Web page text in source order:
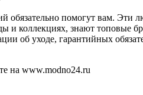
помогут вам. Эти
и коллекциях, знают топовые
об уходе, гарантийных
на www.modno24.ru